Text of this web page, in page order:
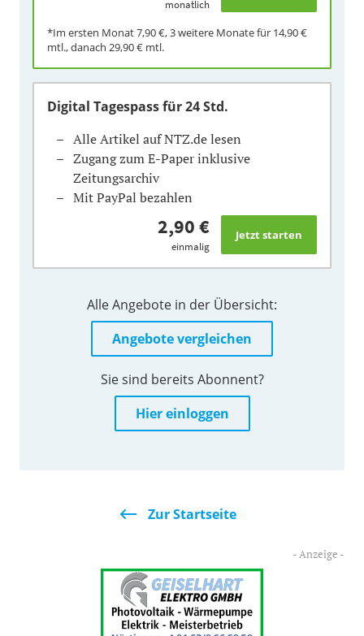
monatlich
*Im ersten Monat7,90 €, 3 weitere Monate für 14,90 €
mtl., danach 29,90 € mtl.
Digital Tagespassfür 24 Std.
Alle Artikel auf NTZ.de lesen
Zugang zum E-Paper inklusive
Zeitungsarchiv
Mit PayPal bezahlen
2,90 €
einmalig
Alle Angebote in der Übersicht:
Angebote vergleichen
Sie sind bereits Abonnent?
Hier einloggen
Zur Startseite